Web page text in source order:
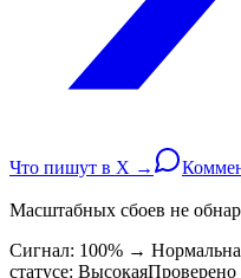
Что пишут в X →
Масштабных сбоев не
Сигнал: 100% →
статусе: ВысокаяПроверено